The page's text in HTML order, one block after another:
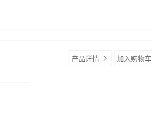
产品详情 加入购物车